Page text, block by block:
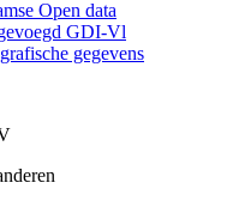
Open data
GDI-Vl
gegevens